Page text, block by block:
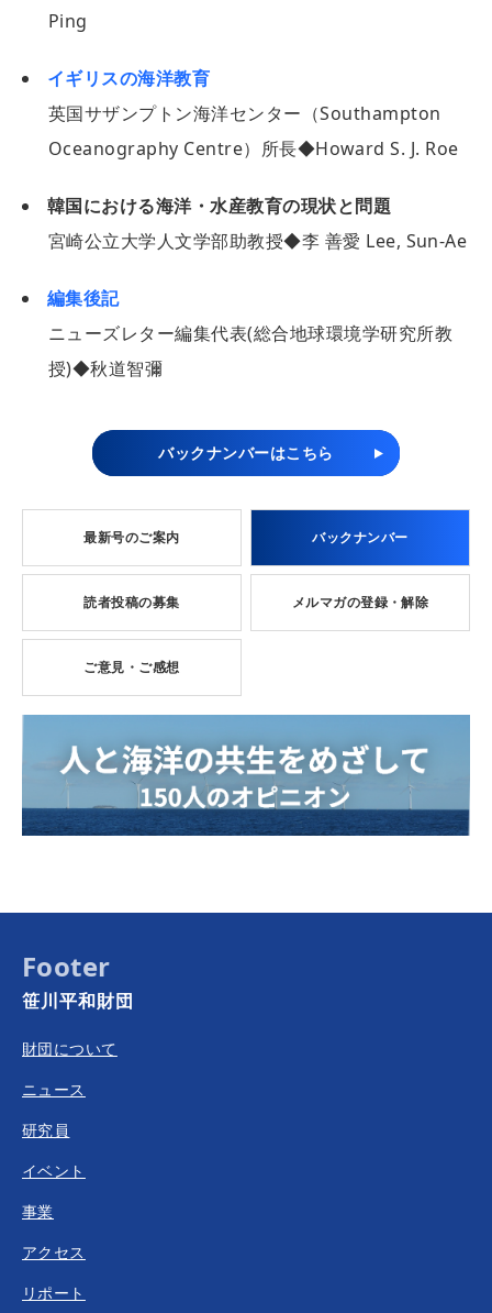
Ping
イギリスの海洋教育
英国サザンプトン海洋センター（Southampton
Oceanography Centre）所長◆Howard S. J. Roe
韓国における海洋・水産教育の現状と問題
宮崎公立大学人文学部助教授◆李 善愛 Lee, Sun-Ae
編集後記
ニューズレター編集代表(総合地球環境学研究所教
授)◆秋道智彌
バックナンバーはこちら
最新号のご案内 バックナンバー
読者投稿の募集 メルマガの登録・解除
ご意見・ご感想
Footer
笹川平和財団
財団について
ニュース
研究員
イベント
事業
アクセス
リポート